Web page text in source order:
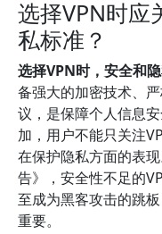
选择VPN时应
私标准？
选择VPN时，安全和
备强大的加密技术、
议，是保障个人信息
加，用户不能只关注
在保护隐私方面的表
告》，安全性不足的
至成为黑客攻击的跳
重要。